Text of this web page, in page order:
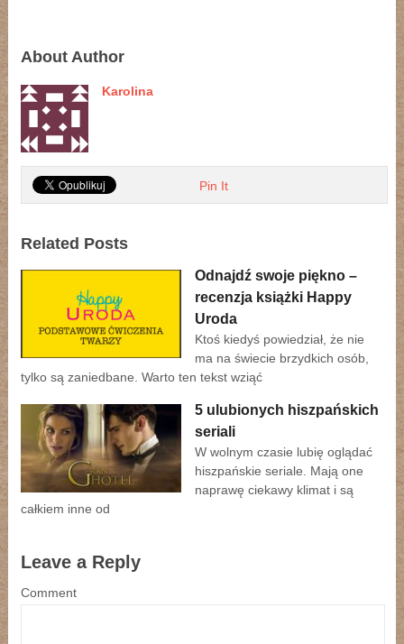
About Author
Karolina
Pin It
Related Posts
Odnajdź swoje piękno –
recenzja książki Happy
Uroda
Ktoś kiedyś powiedział, że nie
ma na świecie brzydkich osób,
tylko są zaniedbane. Warto ten tekst wziąć
5 ulubionych hiszpańskich
seriali
W wolnym czasie lubię oglądać
hiszpańskie seriale. Mają one
naprawę ciekawy klimat i są
całkiem inne od
Leave a Reply
Comment